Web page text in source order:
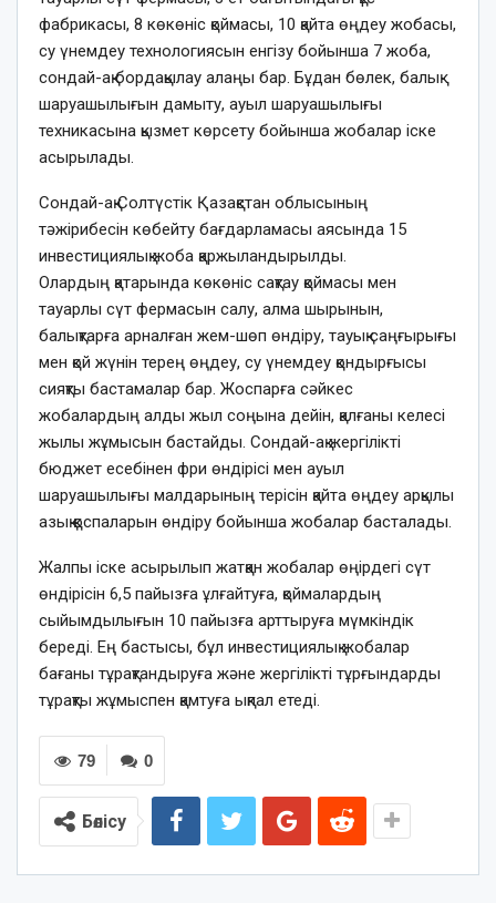
фабрикасы, 8 көкөніс қоймасы, 10 қайта өңдеу жобасы,
су үнемдеу технологиясын енгізу бойынша 7 жоба,
сондай-ақ бордақылау алаңы бар. Бұдан бөлек, балық
шаруашылығын дамыту, ауыл шаруашылығы
техникасына қызмет көрсету бойынша жобалар іске
асырылады.
Сондай-ақ Солтүстік Қазақстан облысының
тәжірибесін көбейту бағдарламасы аясында 15
инвестициялық жоба қаржыландырылды.
Олардың қатарында көкөніс сақтау қоймасы мен
тауарлы сүт фермасын салу, алма шырынын,
балықтарға арналған жем-шөп өндіру, тауық саңғырығы
мен қой жүнін терең өңдеу, су үнемдеу қондырғысы
сияқты бастамалар бар. Жоспарға сәйкес
жобалардың алды жыл соңына дейін, қалғаны келесі
жылы жұмысын бастайды. Сондай-ақ жергілікті
бюджет есебінен фри өндірісі мен ауыл
шаруашылығы малдарының терісін қайта өңдеу арқылы
азық қоспаларын өндіру бойынша жобалар басталады.
Жалпы іске асырылып жатқан жобалар өңірдегі сүт
өндірісін 6,5 пайызға ұлғайтуға, қоймалардың
сыйымдылығын 10 пайызға арттыруға мүмкіндік
береді. Ең бастысы, бұл инвестициялық жобалар
бағаны тұрақтандыруға және жергілікті тұрғындарды
тұрақты жұмыспен қамтуға ықпал етеді.
0
79
Бөлісу